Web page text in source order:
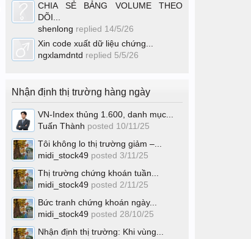
CHIA SẺ BẢNG VOLUME THEO
DÕI...
shenlong replied 14/5/26
Xin code xuất dữ liệu chứng...
ngxlamdntd replied 5/5/26
Nhận định thị trường hàng ngày
VN-Index thủng 1.600, danh mục...
Tuấn Thành posted 10/11/25
Tôi không lo thị trường giảm –...
midi_stock49 posted 3/11/25
Thị trường chứng khoán tuần...
midi_stock49 posted 2/11/25
Bức tranh chứng khoán ngày...
midi_stock49 posted 28/10/25
Nhận định thị trường: Khi vùng...